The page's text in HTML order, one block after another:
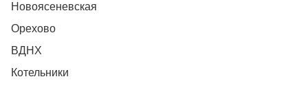
Новоясеневская
Орехово
ВДНХ
Котельники